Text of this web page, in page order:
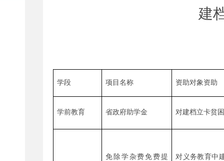
建
学段 项目名称 资助对象资助
学前教育 省政府助学金 对建档立卡贫
免除学杂费免费提 对义务教育中